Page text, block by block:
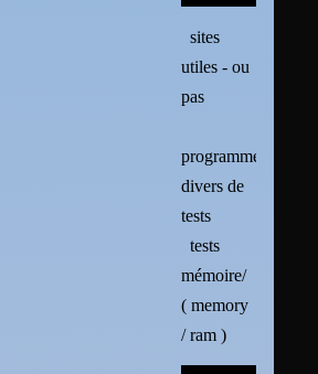
sites
utiles - ou
pas
programmes
divers de
tests
tests
mémoire/
( memory
/ ram )